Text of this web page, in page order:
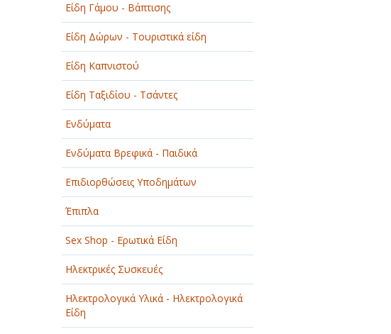
ΤΕΧΝΙΚΑ - ΚΑΤΑΣΚΕΥΑΣΤΙΚΑ
ΤΕΧΝΟΛΟΓΙΑ
ΥΓΕΙΑ - ΙΑΤΡΟΙ
ΦΑΓΗΤΟ
Είδη Γάμου - Βάπτισης
Είδη Δώρων - Τουριστικά είδη
Είδη Καπνιστού
Είδη Ταξιδίου - Τσάντες
Ενδύματα
Ενδύματα Βρεφικά - Παιδικά
Επιδιορθώσεις Υποδημάτων
Έπιπλα
Sex Shop - Ερωτικά Είδη
Ηλεκτρικές Συσκευές
Ηλεκτρολογικά Υλικά - Ηλεκτρολογικά
Είδη